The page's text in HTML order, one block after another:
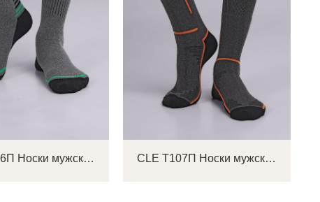
CLE Т106П Носки мужские CLE Т107П Носки мужские